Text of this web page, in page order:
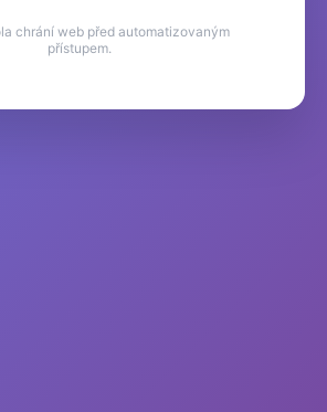
chrání web před automatizovaným
přístupem.